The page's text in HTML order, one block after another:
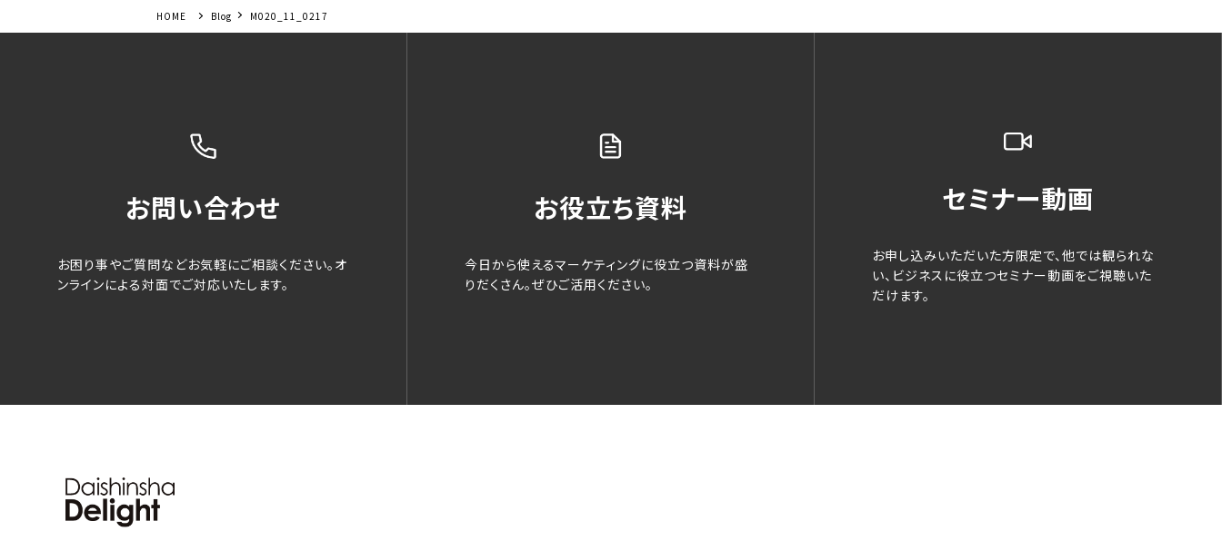
Blog M020_11_0217
お問い合わせ
お困り事やご質問などお気軽にご相談ください。オ
ンラインによる対面でご対応いたします。
お役立ち資料
今日から使えるマーケティングに役立つ資料が盛
りだくさん。ぜひご活用ください。
セミナー動画
お申し込みいただいた方限定で、他では観られな
い、ビジネスに役立つセミナー動画をご視聴いた
だけます。